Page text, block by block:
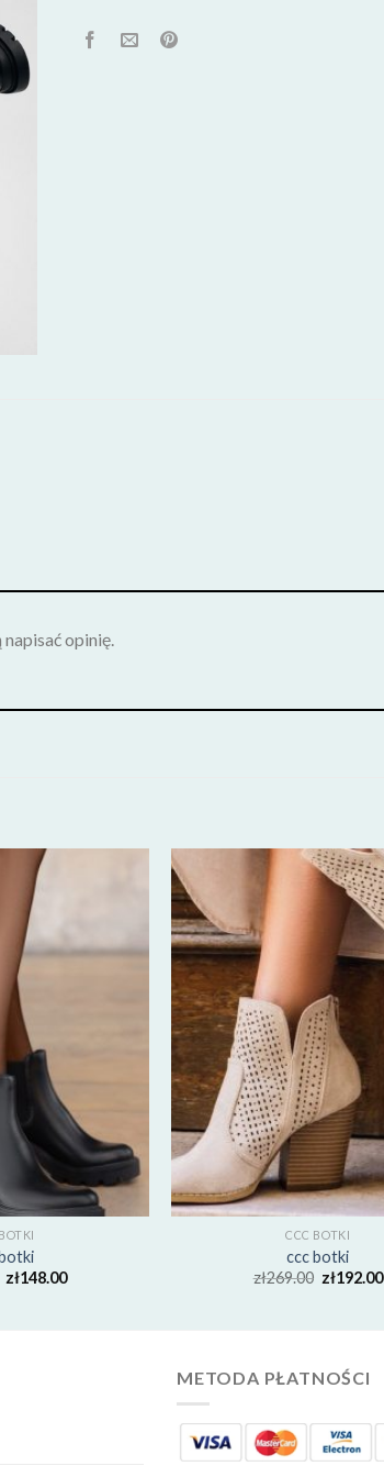
opinię.
zł148.00
CCC BOTKI
ccc botki
zł269.00 zł192.00
METODA PŁATNOŚCI